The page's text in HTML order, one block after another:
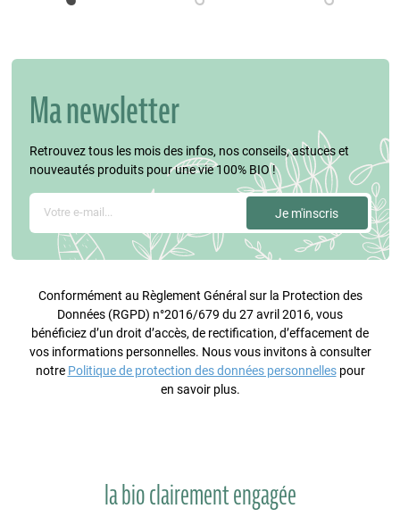
Ma newsletter
Retrouvez tous les mois des infos, nos conseils, astuces et
nouveautés produits pour une vie 100% BIO !
Conformément au Règlement Général sur la Protection des
Données (RGPD) n°2016/679 du 27 avril 2016, vous
bénéficiez d’un droit d’accès, de rectification, d’effacement de
vos informations personnelles. Nous vous invitons à consulter
notre Politique de protection des données personnellespour
en savoir plus.
la bio clairement engagée